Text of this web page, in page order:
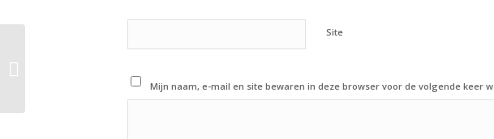
Site
Mijn naam, e-mail en site bewaren in deze browser voor de volgende keer